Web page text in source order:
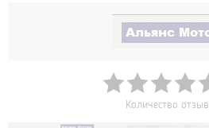
Количество